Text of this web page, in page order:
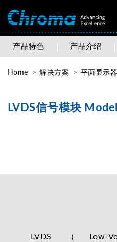
产品特色 产品介绍
Home 解决方案 平面显示
LVDS信号模块
LVDS（Low-